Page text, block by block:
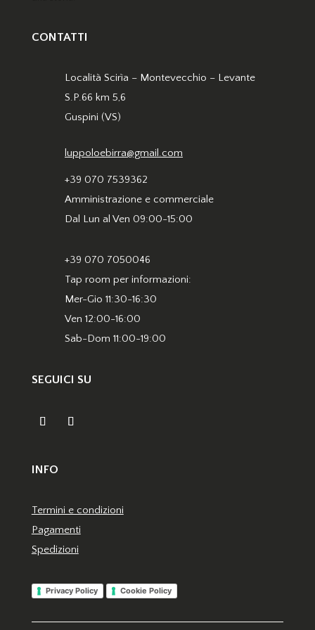
CONTATTI
Località Scirìa – Montevecchio – Levante
S.P.66 km 5,6
Guspini (VS)
luppoloebirra@gmail.com
+39 070 7539362
Amministrazione e commerciale
Dal Lun al Ven 09:00-15:00
+39 070 7050046
Tap room per informazioni:
Mer-Gio 11:30-16:30
Ven 12:00-16:00
Sab-Dom 11:00-19:00
SEGUICI SU
INFO
Termini e condizioni
Pagamenti
Spedizioni
Privacy Policy Cookie Policy